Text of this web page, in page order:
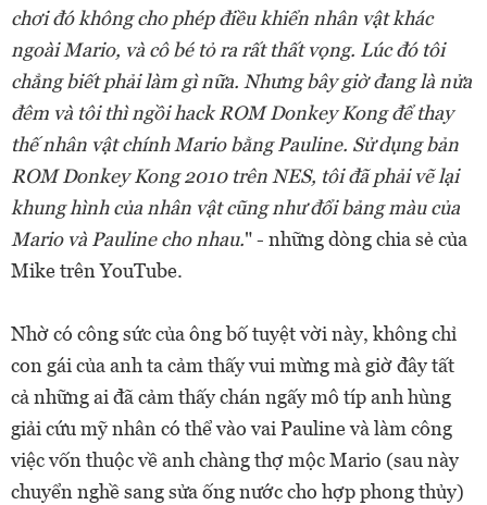
chơi đó không cho phép điều khiển nhân vật khác
ngoài Mario, và cô bé tỏ ra rất thất vọng. Lúc đó tôi
chẳng biết phải làm gì nữa. Nhưng bây giờ đang là nửa
đêm và tôi thì ngồi hack ROM Donkey Kong để thay
thế nhân vật chính Mario bằng Pauline. Sử dụng bản
ROM Donkey Kong 2010 trên NES, tôi đã phải vẽ lại
khung hình của nhân vật cũng như đổi bảng màu của
Mario và Pauline cho nhau." - những dòng chia sẻ của
Mike trên YouTube.
Nhờ có công sức của ông bố tuyệt vời này, không chỉ
con gái của anh ta cảm thấy vui mừng mà giờ đây tất
cả những ai đã cảm thấy chán ngấy mô típ anh hùng
giải cứu mỹ nhân có thể vào vai Pauline và làm công
việc vốn thuộc về anh chàng thợ mộc Mario (sau này
chuyển nghề sang sửa ống nước cho hợp phong thủy)